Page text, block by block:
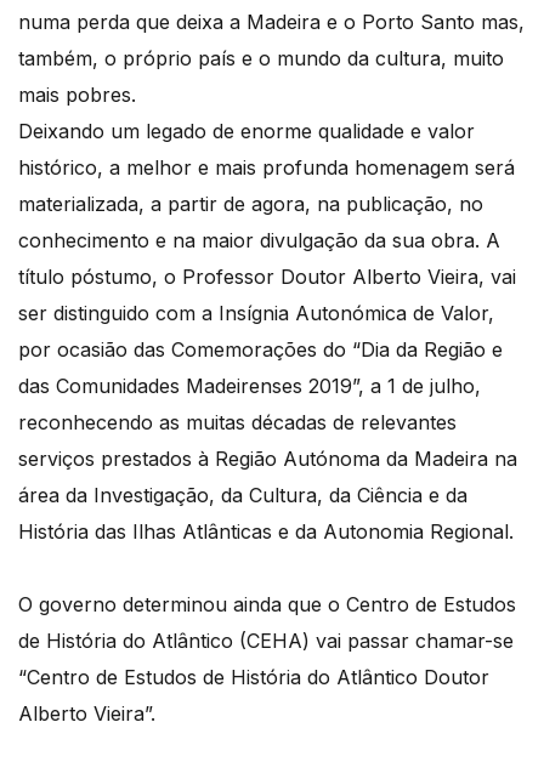
numa perda que deixa a Madeira e o Porto Santo mas,
também, o próprio país e o mundo da cultura, muito
mais pobres.
Deixando um legado de enorme qualidade e valor
histórico, a melhor e mais profunda homenagem será
materializada, a partir de agora, na publicação, no
conhecimento e na maior divulgação da sua obra. A
título póstumo, o Professor Doutor Alberto Vieira, vai
ser distinguido com a Insígnia Autonómica de Valor,
por ocasião das Comemorações do “Dia da Região e
das Comunidades Madeirenses 2019”, a 1 de julho,
reconhecendo as muitas décadas de relevantes
serviços prestados à Região Autónoma da Madeira na
área da Investigação, da Cultura, da Ciência e da
História das Ilhas Atlânticas e da Autonomia Regional.
O governo determinou ainda que o Centro de Estudos
de História do Atlântico (CEHA) vai passar chamar-se
“Centro de Estudos de História do Atlântico Doutor
Alberto Vieira”.